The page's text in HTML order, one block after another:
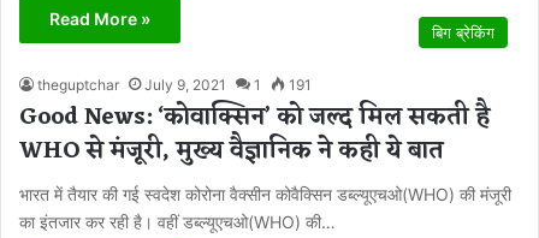
Read More »
बिग ब्रेकिंग
theguptchar July 9, 2021 1 191
Good News: ‘कोवाक्सिन’ को जल्द मिल सकती है
WHO से मंजूरी, मुख्‍य वैज्ञानिक ने कही ये बात
भारत में तैयार की गई स्‍वदेश कोरोना वैक्‍सीन कोवैक्सिन डब्ल्यूएचओ(WHO) की मंजूरी
का इंतजार कर रही है। वहीं डब्ल्यूएचओ(WHO) की…